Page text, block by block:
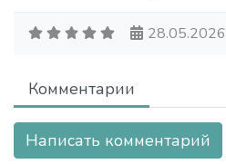
28.05.2026
Комментарии
Написать комментарий